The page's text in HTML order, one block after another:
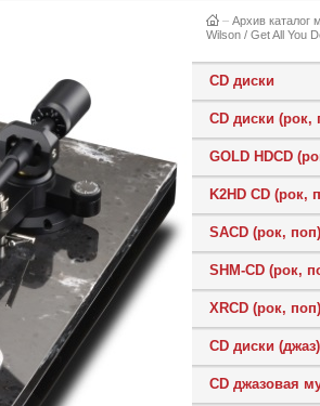
– Архив каталог
Wilson / Get All You
CD диски
CD диски (рок,
GOLD HDCD
K2HD CD (рок,
SACD (рок, поп)
SHM-CD (рок,
XRCD (рок, поп)
CD диски (джаз)
CD джазовая